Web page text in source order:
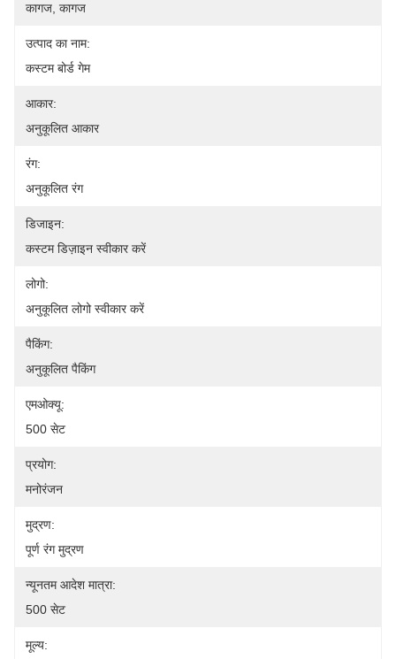
कागज, कागज
उत्पाद का नाम:
कस्टम बोर्ड गेम
आकार:
अनुकूलित आकार
रंग:
अनुकूलित रंग
डिजाइन:
कस्टम डिज़ाइन स्वीकार करें
लोगो:
अनुकूलित लोगो स्वीकार करें
पैकिंग:
अनुकूलित पैकिंग
एमओक्यू:
500 सेट
प्रयोग:
मनोरंजन
मुद्रण:
पूर्ण रंग मुद्रण
न्यूनतम आदेश मात्रा:
500 सेट
मूल्य: